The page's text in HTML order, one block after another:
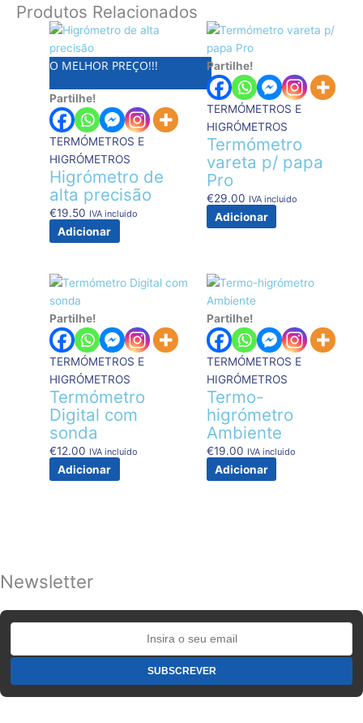
Produtos Relacionados
O MELHOR PREÇO!!!
Partilhe!
TERMÓMETROS E
HIGRÓMETROS
Higrómetro de
alta precisão
€19.50 IVA incluido
Adicionar
Partilhe!
TERMÓMETROS E
HIGRÓMETROS
Termómetro
vareta p/ papa
Pro
€29.00 IVA incluido
Adicionar
Partilhe!
TERMÓMETROS E
HIGRÓMETROS
Termómetro
Digital com
sonda
€12.00 IVA incluido
Adicionar
Partilhe!
TERMÓMETROS E
HIGRÓMETROS
Termo-
higrómetro
Ambiente
€19.00 IVA incluido
Adicionar
Newsletter